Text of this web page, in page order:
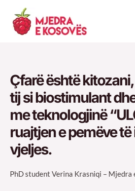
content
Çfarë është
tij si biostimulant
me teknologjinë
ruajtjen e pemëve
vjeljes.
PhD student Verina Krasniqi – Mjedra